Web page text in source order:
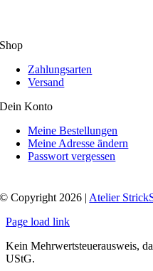
Shop
Zahlungsarten
Versand
Dein Konto
Meine Bestellungen
Meine Adresse ändern
Passwort vergessen
© Copyright 2026 | Atelier
Page load link
Kein Mehrwertsteuerausweis,
UStG.